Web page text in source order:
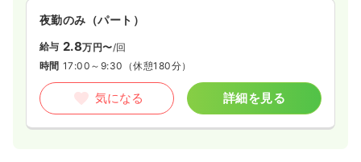
夜勤のみ（パート）
給与 2.8万円〜/回
時間 17:00～9:30 （休憩180分）
気になる 詳細を見る